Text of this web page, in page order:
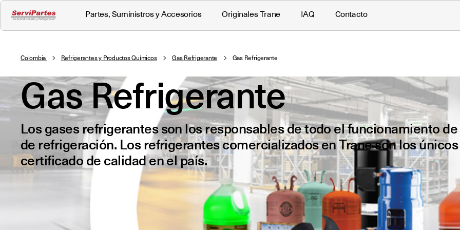
Partes, Suministros y Accesorios Originales Trane IAQ Contacto
Colombia Refrigerantes y Productos Químicos Gas Refrigerante Gas Refrigerante
Gas Refrigerante
Los gases refrigerantes son los responsables de todo el funcionamiento
de refrigeración. Los refrigerantes comercializados en Trane son los
certificado de calidad en el país.